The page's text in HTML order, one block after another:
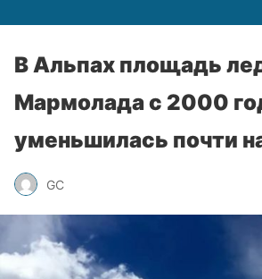
В Альпах площадь
Мармолада с 2000
уменьшилась почти
GC